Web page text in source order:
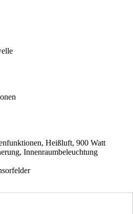
Heißluft, 900 Watt
Innenraumbeleuchtung